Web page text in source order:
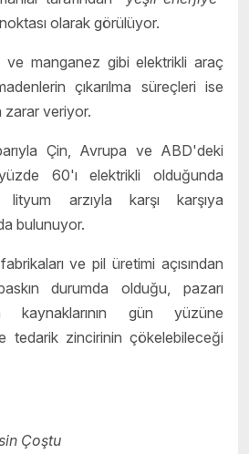
olarak görülüyor.
ve manganez gibi elektrikli araç
çıkarılma süreçleri ise
veriyor.
Çin, Avrupa ve ABD'deki
60'ı elektrikli olduğunda
lityum arzıyla karşı karşıya
bulunuyor.
ve pil üretimi açısından
durumda olduğu, pazarı
kaynaklarının gün yüzüne
tedarik zincirinin çökelebileceği
Çoştu